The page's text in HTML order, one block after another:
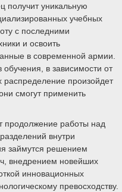
получит уникальную
учебных
с последними
и освоить
в современной армии.
в зависимости от
распределение произойдет
смогут применить
продолжение работы над
внутри
займутся решением
внедрением новейших
инновационных
превосходству.